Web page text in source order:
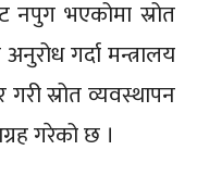
नपुग भएकोमा स्रोत
गर्दा मन्त्रालय
स्रोत व्यवस्थापन
गरेको छ ।